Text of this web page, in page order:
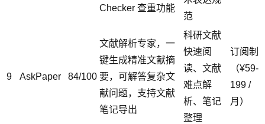
Checker 查重功能
范
9 AskPaper 84/100
文献解析专家，一
键生成精准文献摘
要，可解答复杂文
献问题，支持文献
笔记导出
科研文献
快速阅
读、文献
难点解
析、笔记
整理
订阅制
（¥59-
199 /
月）